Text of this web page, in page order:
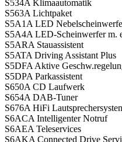
S534A Klimaautomatik
S563A Lichtpaket
S5A1A LED
S5A4A LED-Scheinwerfer m.
S5ARA Stauassistent
S5ATA Driving Assistant Plus
S5DFA Aktive
S5DPA Parkassistent
S650A CD Laufwerk
S654A DAB-Tuner
S676A HiFi
S6ACA Intelligenter Notruf
S6AEA Teleservices
S6AKA Connected Drive